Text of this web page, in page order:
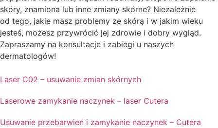
skóry, znamiona lub inne zmiany skórne? Niezależnie
od tego, jakie masz problemy ze skórą i w jakim wieku
jesteś, możesz przywrócić jej zdrowie i dobry wygląd.
Zapraszamy na konsultacje i zabiegi u naszych
dermatologów!
Laser C02 – usuwanie zmian skórnych
Laserowe zamykanie naczynek – laser Cutera
Usuwanie przebarwień i zamykanie naczynek – Cutera